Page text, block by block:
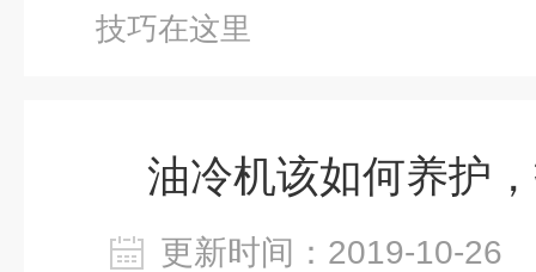
技巧在这里
油冷机该如何养护
更新时间：2019-10-